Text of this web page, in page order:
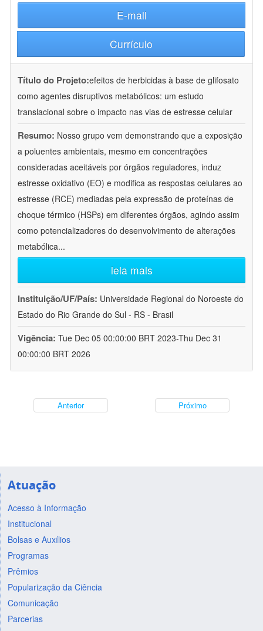
E-mail
Currículo
Título do Projeto:efeitos de herbicidas à base de glifosato
como agentes disruptivos metabólicos: um estudo
translacional sobre o impacto nas vias de estresse celular
Resumo: Nosso grupo vem demonstrando que a exposição
a poluentes ambientais, mesmo em concentrações
consideradas aceitáveis por órgãos reguladores, induz
estresse oxidativo (EO) e modifica as respostas celulares ao
estresse (RCE) mediadas pela expressão de proteínas de
choque térmico (HSPs) em diferentes órgãos, agindo assim
como potencializadores do desenvolvimento de alterações
metabólica...
leia mais
Instituição/UF/País: Universidade Regional do Noroeste do
Estado do Rio Grande do Sul - RS - Brasil
Vigência: Tue Dec 05 00:00:00 BRT 2023-Thu Dec 31
00:00:00 BRT 2026
Anterior Próximo
Atuação
Acesso à Informação
Institucional
Bolsas e Auxílios
Programas
Prêmios
Popularização da Ciência
Comunicação
Parcerias